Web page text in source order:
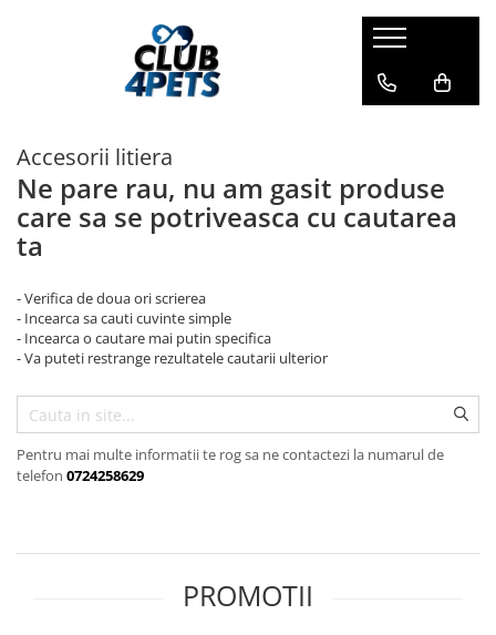
Hrana umeda
Recompense
Suplimente
Hrana uscata
Hrana umeda
Recompense
Suplimente
Igiena&Cosmetica
Odorizante pentru litiera
Accesorii litiera
Ne pare rau, nu am gasit produse
care sa se potriveasca cu cautarea
ta
- Verifica de doua ori scrierea
- Incearca sa cauti cuvinte simple
- Incearca o cautare mai putin specifica
- Va puteti restrange rezultatele cautarii ulterior
Pentru mai multe informatii te rog sa ne contactezi la numarul de
telefon 0724258629
PROMOTII